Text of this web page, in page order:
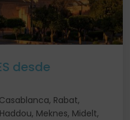
desde
Rabat,
Meknes, Midelt,